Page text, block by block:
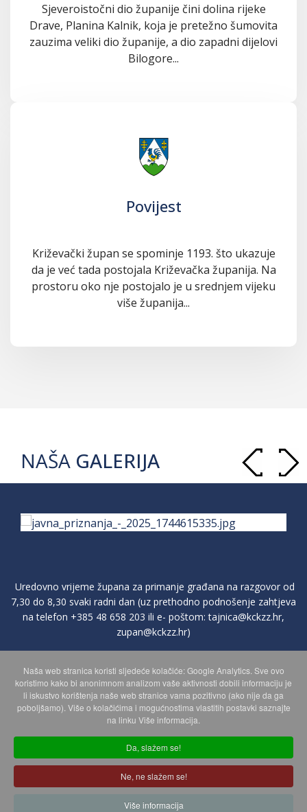
Sjeveroistočni dio županije čini dolina rijeke
Drave, Planina Kalnik, koja je pretežno šumovita
zauzima veliki dio županije, a dio zapadni dijelovi
Bilogore...
Povijest
Križevački župan se spominje 1193. što ukazuje
da je već tada postojala Križevačka županija. Na
prostoru oko nje postojalo je u srednjem vijeku
više županija...
NAŠA GALERIJA
Uredovno vrijeme župana za primanje građana na razgovor od
7,30 do 8,30 svaki radni dan (uz prethodno podnošenje zahtjeva
na telefon +385 48 658 203 ili e- poštom:tajnica@kckzz.hr,
zupan@kckzz.hr)
POLITIKA ZAŠTITE PRIVATNOSTI OSOBNIH PODATAKA
MAPA WEBA
Copyright © 2026 Koprivničko - križevačka županija. Sva prava
zadržana.
Naša web stranica koristi sljedeće kolačiće: Google Analytics. Sve ovo
koristimo kako bi anonimnom analizom vaše aktivnosti dobili informaciju je
li iskustvo korištenja naše web stranice vama pozitivno (ako nije da ga
poboljšamo). Više o kolačićima i mogućnostima vlastitih postavki saznajte
na linku Više informacija.
Da, slažem se!
Ne, ne slažem se!
Više informacija